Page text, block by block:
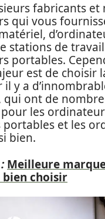
fabricants et
qui vous
stations de
portables.
est de choisir
il y a
qui ont de
les
et les
bien.
Meilleure
choisir